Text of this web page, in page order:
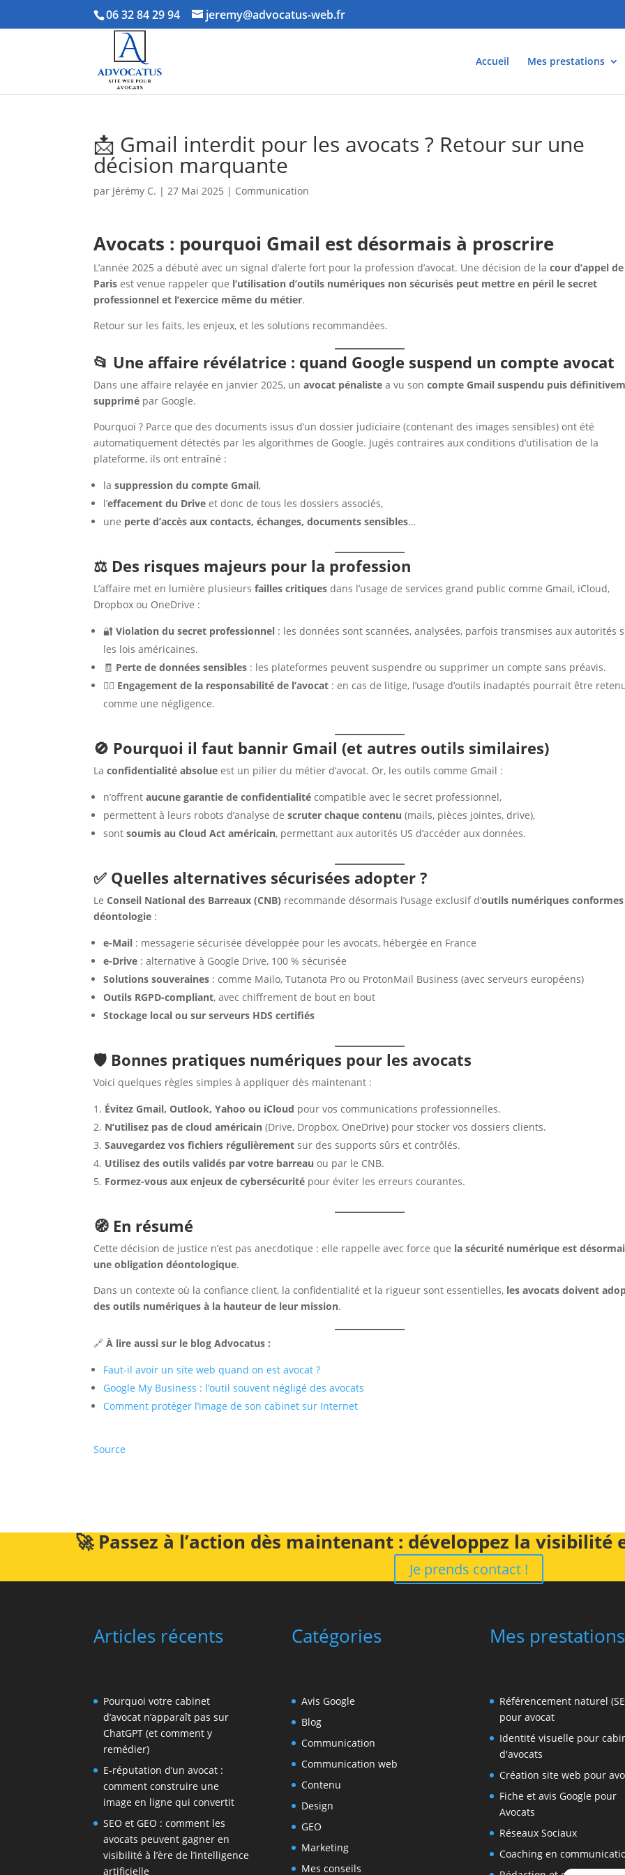
06 32 84 29 94 jeremy@advocatus-web.fr
Accueil Mes prestations
📩 Gmail interdit pour les avocats ? Retour sur une
décision marquante
par Jérémy C. |27 Mai 2025 | Communication
Avocats : pourquoi Gmail est désormais à proscrire
L’année 2025 a débuté avec un signal d’alerte fort pour la profession d’avocat. Une décision de lacour d’appel de
Paris est venue rappeler que l’utilisation d’outils numériques non sécurisés peut mettre en péril le secret
professionnel et l’exercice même du métier.
Retour sur les faits, les enjeux, et les solutions recommandées.
📂 Une affaire révélatrice : quand Google suspend un compte avocat
Dans une affaire relayée en janvier 2025, unavocat pénaliste a vu soncompte Gmail suspendu puis
supprimé par Google.
Pourquoi ? Parce que des documents issus d’un dossier judiciaire (contenant des images sensibles) ont été
automatiquement détectés par les algorithmes de Google. Jugés contraires aux conditions d’utilisation de la
plateforme, ils ont entraîné :
lasuppression du compte Gmail,
l’effacement du Drive et donc de tous les dossiers associés,
une perte d’accès aux contacts, échanges, documents sensibles…
⚖️ Des risques majeurs pour la profession
L’affaire met en lumière plusieursfailles critiques dans l’usage de services grand public comme Gmail, iCloud,
Dropbox ou OneDrive :
🔐Violation du secret professionnel : les données sont scannées, analysées, parfois transmises aux autorités
les lois américaines.
🧾 Perte de données sensibles : les plateformes peuvent suspendre ou supprimer un compte sans préavis.
🧑‍⚖️ Engagement de la responsabilité de l’avocat : en cas de litige, l’usage d’outils inadaptés pourrait être
comme une négligence.
🚫 Pourquoi il faut bannir Gmail (et autres outils similaires)
Laconfidentialité absolue est un pilier du métier d’avocat. Or, les outils comme Gmail :
n’offrentaucune garantie de confidentialité compatible avec le secret professionnel,
permettent à leurs robots d’analyse descruter chaque contenu (mails, pièces jointes, drive),
sontsoumis au Cloud Act américain, permettant aux autorités US d’accéder aux données.
✅ Quelles alternatives sécurisées adopter ?
LeConseil National des Barreaux (CNB) recommande désormais l’usage exclusif d’outils numériques
déontologie :
e-Mail : messagerie sécurisée développée pour les avocats, hébergée en France
e-Drive : alternative à Google Drive, 100 % sécurisée
Solutions souveraines : comme Mailo, Tutanota Pro ou ProtonMail Business (avec serveurs européens)
Outils RGPD-compliant, avec chiffrement de bout en bout
Stockage local ou sur serveurs HDS certifiés
🛡️ Bonnes pratiques numériques pour les avocats
Voici quelques règles simples à appliquer dès maintenant :
Évitez Gmail, Outlook, Yahoo ou iCloud pour vos communications professionnelles.
N’utilisez pas de cloud américain (Drive, Dropbox, OneDrive) pour stocker vos dossiers clients.
Sauvegardez vos fichiers régulièrement sur des supports sûrs et contrôlés.
Utilisez des outils validés par votre barreau ou par le CNB.
Formez-vous aux enjeux de cybersécurité pour éviter les erreurs courantes.
🧭 En résumé
Cette décision de justice n’est pas anecdotique : elle rappelle avec force que la sécurité numérique est
une obligation déontologique.
Dans un contexte où la confiance client, la confidentialité et la rigueur sont essentielles, les avocats doivent
des outils numériques à la hauteur de leur mission.
🔗À lire aussi sur le blog Advocatus :
Faut-il avoir un site web quand on est avocat ?
Google My Business : l’outil souvent négligé des avocats
Comment protéger l’image de son cabinet sur Internet
Source
🚀 Passez à l’action dès maintenant : développez la visibilité
Je prends contact !
Articles récents
Pourquoi votre cabinet
d’avocat n’apparaît pas sur
ChatGPT (et comment y
remédier)
E-réputation d’un avocat :
comment construire une
image en ligne qui convertit
SEO et GEO : comment les
avocats peuvent gagner en
visibilité à l’ère de l’intelligence
artificielle
Catégories
Avis Google
Blog
Communication
Communication web
Contenu
Design
GEO
Marketing
Mes conseils
Mes prestations
Référencement naturel
pour avocat
Identité visuelle pour
d'avocats
Création site web pour
Fiche et avis Google pour
Avocats
Réseaux Sociaux
Coaching en